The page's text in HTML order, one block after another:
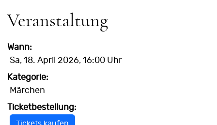
Veranstaltung
Wann:
Sa, 18. April 2026, 16:00 Uhr
Kategorie:
Märchen
Ticketbestellung:
Tickets kaufen